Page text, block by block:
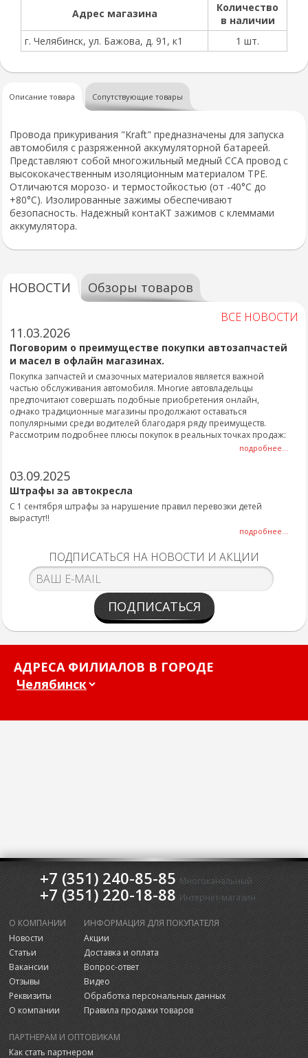
Адрес магазина
Количество
в наличии
г. Челябинск, ул. Бажова, д. 91, к1
1 шт.
Описание товара Сопутствующие товары
Провода прикуривания "Kraft" предназначены для запуска
автомобиля с разряженной аккумуляторной батареей.
Представляют собой многожильный медный ССА провод с
высококачественным изоляционным материалом TPE.
Отличаются морозо- и термостойкостью (от -40°С до
+80°С). Изолированные зажимы обеспечивают
безопасность. Надежный контаKT зажимов с клеммами
аккумулятора.
НОВОСТИ Обзоры товаров
ВСЕ НОВОСТИ
11.03.2026
Поговорим о преимуществе покупки автозапчастей
и масел в офлайн магазинах.
Покупка запчастей и смазочных материалов является важной
частью обслуживания автомобиля. Многие автовладельцы
предпочитают совершать подобные приобретения онлайн,
однако традиционные магазины продолжают оставаться
популярными среди водителей благодаря ряду преимуществ.
Рассмотрим подробнее плюсы покупок в реальных точках продаж:
подробнее...
03.09.2025
Штрафы за автокресла
С 1 сентября штрафы за нарушение правил перевозки детей
вырастут!!
подробнее...
ПОДПИСАТЬСЯ НА НОВОСТИ И АКЦИИ
ПОДПИСАТЬСЯ
АДРЕСА ФИЛИАЛОВ В ГОРОДЕ
+7 (351) 240-85-85 Многоканальный
+7 (351) 220-18-88 Интернет-магазин
О КОМПАНИИ
Новости
Статьи
Вакансии
Отзывы
Реквизиты
О компании
ИНФОРМАЦИЯ ДЛЯ ПОКУПАТЕЛЯ
Акции
Доставка и оплата
Вопрос-ответ
Видео
Обработка персональных данных
Правила продажи товаров
ПАРТНЕРАМ И ОПТОВИКАМ
Как стать партнером